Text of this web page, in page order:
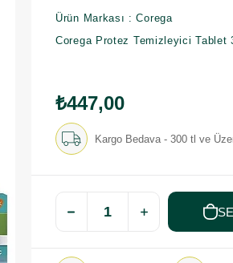
Ürün Markası : Corega
Corega Protez Temizleyici
₺447,00
Kargo Bedava - 300 tl ve